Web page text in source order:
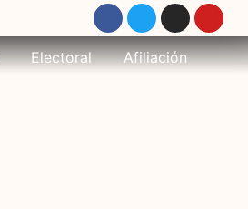
Electoral Afiliación